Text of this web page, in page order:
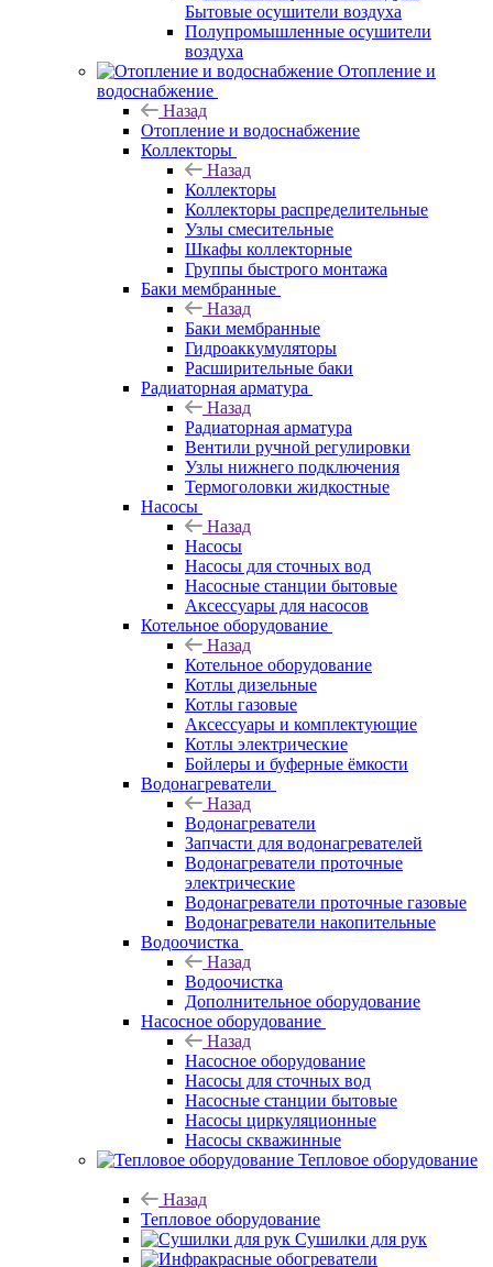
Бытовые осушители воздуха
Полупромышленные осушители
воздуха
Отопление и
водоснабжение
Назад
Отопление и водоснабжение
Коллекторы
Назад
Коллекторы
Коллекторы распределительные
Узлы смесительные
Шкафы коллекторные
Группы быстрого монтажа
Баки мембранные
Назад
Баки мембранные
Гидроаккумуляторы
Расширительные баки
Радиаторная арматура
Назад
Радиаторная арматура
Вентили ручной регулировки
Узлы нижнего подключения
Термоголовки жидкостные
Насосы
Назад
Насосы
Насосы для сточных вод
Насосные станции бытовые
Аксессуары для насосов
Котельное оборудование
Назад
Котельное оборудование
Котлы дизельные
Котлы газовые
Аксессуары и комплектующие
Котлы электрические
Бойлеры и буферные ёмкости
Водонагреватели
Назад
Водонагреватели
Запчасти для водонагревателей
Водонагреватели проточные
электрические
Водонагреватели проточные газовые
Водонагреватели накопительные
Водоочистка
Назад
Водоочистка
Дополнительное оборудование
Насосное оборудование
Назад
Насосное оборудование
Насосы для сточных вод
Насосные станции бытовые
Насосы циркуляционные
Насосы скважинные
Тепловое оборудование
Назад
Тепловое оборудование
Сушилки для рук